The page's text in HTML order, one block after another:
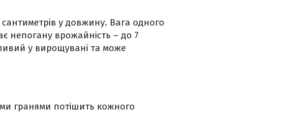
у довжину. Вага одного
непогану врожайність – до 7
у вирощувані та може
гранями потішить кожного